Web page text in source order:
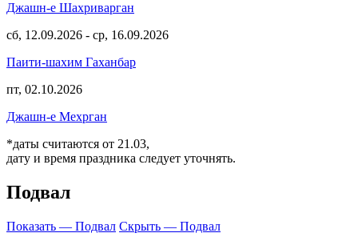
Джашн-е Шахриварган
сб, 12.09.2026 - ср, 16.09.2026
Паити-шахим Гаханбар
пт, 02.10.2026
Джашн-е Мехрган
*даты считаются от 21.03,
дату и время праздника следует уточнять.
Подвал
Показать — Подвал Скрыть — Подвал